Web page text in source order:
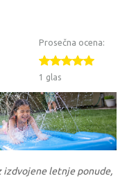
Prosečna ocena:
1 glas
izdvojene letnje ponude,